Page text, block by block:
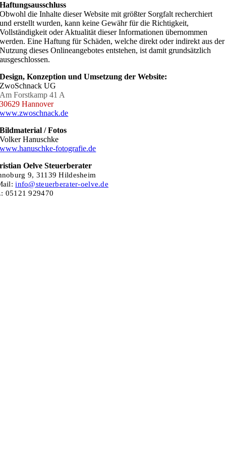
Haftungsausschluss
Obwohl die Inhalte dieser Website mit größter Sorgfalt recherchiert
und erstellt wurden, kann keine Gewähr für die Richtigkeit,
Vollständigkeit oder Aktualität dieser Informationen übernommen
werden. Eine Haftung für Schäden, welche direkt oder indirekt aus der
Nutzung dieses Onlineangebotes entstehen, ist damit grundsätzlich
ausgeschlossen.
Design, Konzeption und Umsetzung der Website:
ZwoSchnack UG
Am Forstkamp 41 A
30629 Hannover
www.zwoschnack.de
Bildmaterial / Fotos
Volker Hanuschke
www.hanuschke-fotografie.de
Oelve Steuerberater
9, 31139 Hildesheim
info@steuerberater-oelve.de
05121 929470